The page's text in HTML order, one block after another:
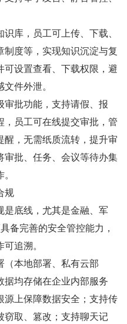
库，员工可上传、下载、
度等，实现知识沉淀与复
设置查看、下载权限，避
件外泄。
批功能，支持请假、报
员工可在线提交审批，管
，无需纸质流转，提升审
批、任务、会议等待办集
规
是底线，尤其是金融、军
备完善的安全管控能力，
追溯。
本地部署、私有云部
均存储在企业内部服务
上保障数据安全；支持传
窃取、篡改；支持聊天记